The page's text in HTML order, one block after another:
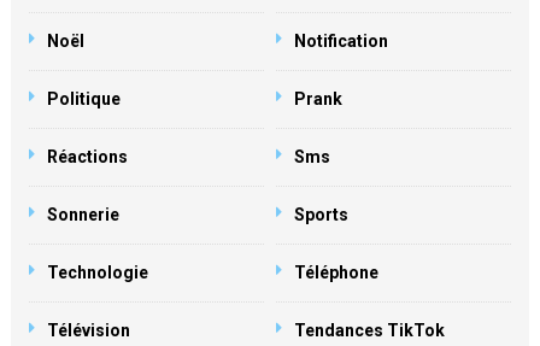
Noël Notification
Politique Prank
Réactions Sms
Sonnerie Sports
Technologie Téléphone
Télévision Tendances TikTok